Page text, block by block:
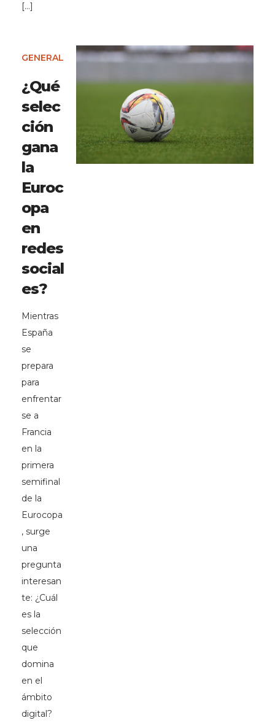
[…]
GENERAL
¿Qué
selec
ción
gana
la
Euroc
opa
en
redes
social
es?
Mientras
España
se
prepara
para
enfrentar
se a
Francia
en la
primera
semifinal
de la
Eurocopa
, surge
una
pregunta
interesan
te: ¿Cuál
es la
selección
que
domina
en el
ámbito
digital?